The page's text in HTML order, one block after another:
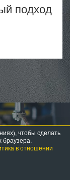
подход
чтобы сделать
браузера.
в отношении